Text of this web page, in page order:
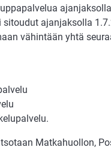
sitoudut ajanjaksolla
vähintään yhtä
Matkahuollon,